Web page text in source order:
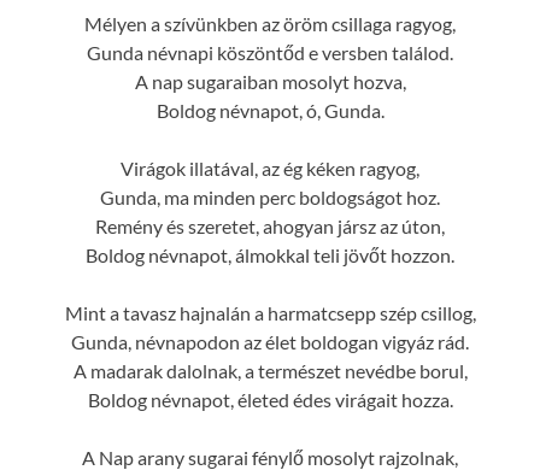
Mélyen a szívünkben az öröm csillaga ragyog,
Gunda névnapi köszöntőd e versben találod.
A nap sugaraiban mosolyt hozva,
Boldog névnapot, ó, Gunda.
Virágok illatával, az ég kéken ragyog,
Gunda, ma minden perc boldogságot hoz.
Remény és szeretet, ahogyan jársz az úton,
Boldog névnapot, álmokkal teli jövőt hozzon.
Mint a tavasz hajnalán a harmatcsepp szép csillog,
Gunda, névnapodon az élet boldogan vigyáz rád.
A madarak dalolnak, a természet nevédbe borul,
Boldog névnapot, életed édes virágait hozza.
A Nap arany sugarai fénylő mosolyt rajzolnak,